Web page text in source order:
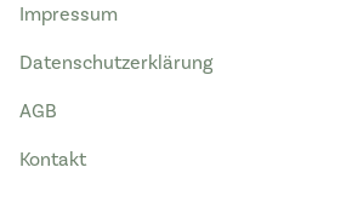
Impressum
Datenschutzerklärung
AGB
Kontakt